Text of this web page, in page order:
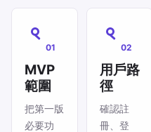
01
MVP
範圍
把第一版
必要功
02
用戶路
徑
確認註
冊、登